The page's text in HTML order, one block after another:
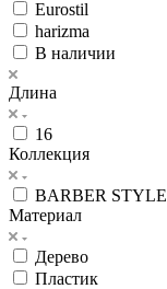
Eurostil
harizma
В наличии
Длина
16
Коллекция
BARBER STYLE
Материал
Дерево
Пластик